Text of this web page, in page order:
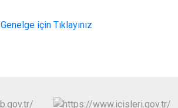
Genelge için Tıklayınız